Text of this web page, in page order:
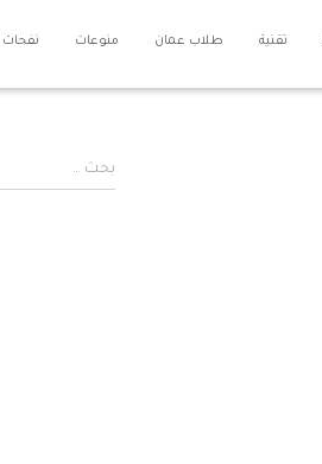
تقنية طلاب عمان منوعات نفحات
ل
بحث …